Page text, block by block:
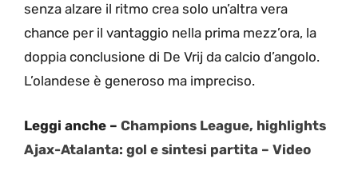
senza alzare il ritmo crea solo un’altra vera
chance per il vantaggio nella prima mezz’ora, la
doppia conclusione di De Vrij da calcio d’angolo.
L’olandese è generoso ma impreciso.
Leggi anche – Champions League, highlights
Ajax-Atalanta: gol e sintesi partita – Video